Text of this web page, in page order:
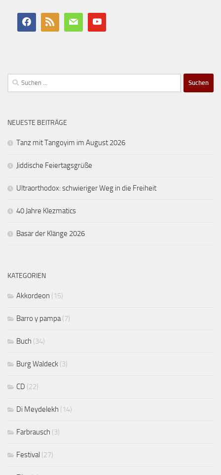
Suchen
nach:
NEUESTE BEITRÄGE
Tanz mit Tangoyim im August 2026
Jiddische Feiertagsgrüße
Ultraorthodox: schwieriger Weg in die Freiheit
40 Jahre Klezmatics
Basar der Klänge 2026
KATEGORIEN
Akkordeon (15)
Barro y pampa(7)
Buch (34)
Burg Waldeck (3)
CD (22)
Di Meydelekh (14)
Farbrausch (3)
Festival (27)